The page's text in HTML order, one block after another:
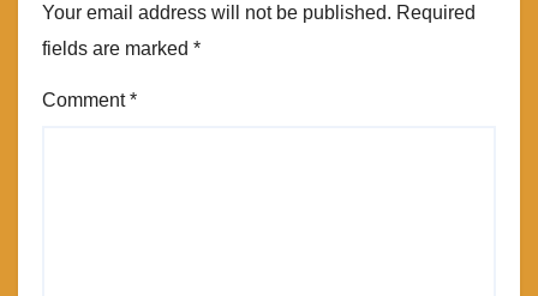
Your email address will not be published. Required
fields are marked *
Comment*